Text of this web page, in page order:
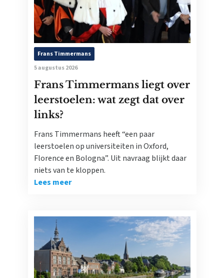
Frans Timmermans
5 augustus 2026
Frans Timmermans liegt over
leerstoelen: wat zegt dat over
links?
Frans Timmermans heeft “een paar
leerstoelen op universiteiten in Oxford,
Florence en Bologna”. Uit navraag blijkt daar
niets van te kloppen.
Lees meer